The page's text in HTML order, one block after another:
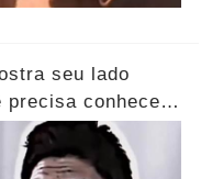
seu lado
conhecer